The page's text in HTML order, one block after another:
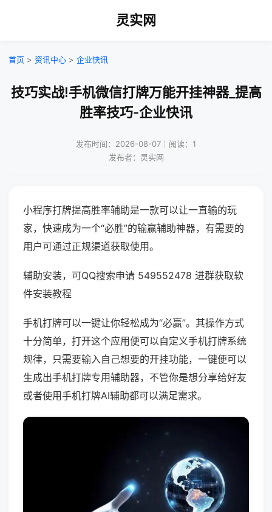
灵实网
首页 > 资讯中心 > 企业快讯
技巧实战!手机微信打牌万能开挂神器_提高
胜率技巧-企业快讯
发布时间：2026-08-07｜阅读：1
发布者：灵实网
小程序打牌提高胜率辅助是一款可以让一直输的玩
家，快速成为一个“必胜”的输赢辅助神器，有需要的
用户可通过正规渠道获取使用。
辅助安装，可QQ搜索申请 549552478 进群获取软
件安装教程
手机打牌可以一键让你轻松成为“必赢”。其操作方式
十分简单，打开这个应用便可以自定义手机打牌系统
规律，只需要输入自己想要的开挂功能，一键便可以
生成出手机打牌专用辅助器，不管你是想分享给好友
或者使用手机打牌AI辅助都可以满足需求。